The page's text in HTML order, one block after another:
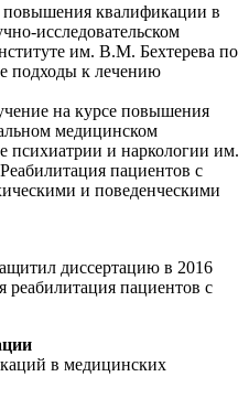
квалификации в
исследовательском
им. В.М. Бехтерева по
подходы к лечению
на курсе повышения
медицинском
психиатрии и наркологии им.
пациентов с
и поведенческими
диссертацию в 2016
реабилитация пациентов с
в медицинских